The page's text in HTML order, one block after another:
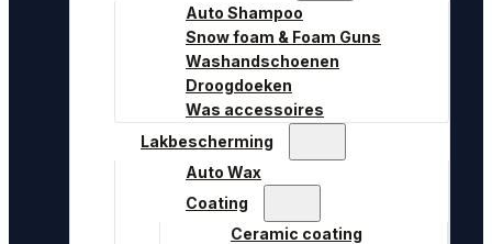
Auto Shampoo
Snow foam & Foam Guns
Washandschoenen
Droogdoeken
Was accessoires
Lakbescherming
Auto Wax
Coating
Ceramic coating